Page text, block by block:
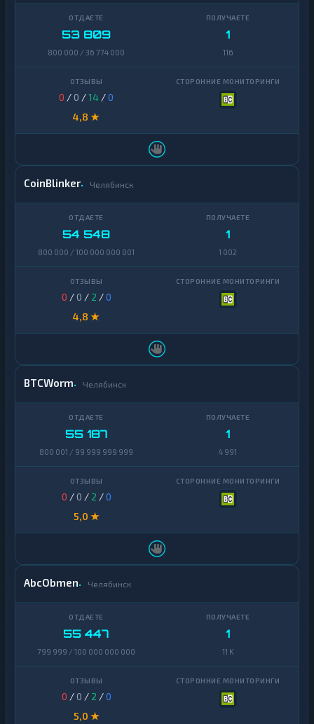
53 809
800 000 / 36 774 000
1
116
0 / 0 /14 /0
4,8 ★
CoinBlinker Челябинск
54 548
800 000 / 100 000 000 001
1
1 002
0 / 0 / 2 /0
4,8 ★
BTCWorm Челябинск
55 187
800 001 / 99 999 999 999
1
4 991
0 / 0 / 2 /0
5,0 ★
AbcObmen Челябинск
55 447
799 999 / 100 000 000 000
1
11 K
0 / 0 / 2 /0
5,0 ★